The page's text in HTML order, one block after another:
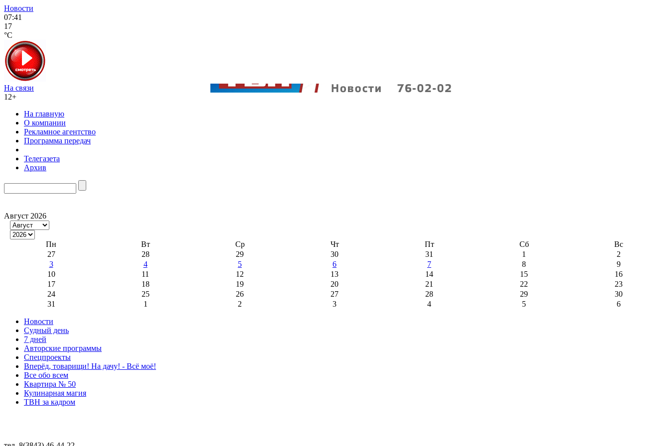
Новости
07:41
17
°C
На связи
12+
На главную
О компании
Рекламное агентство
Программа передач
Телегазета
Архив
Август 2026
Пн Вт Ср Чт Пт Сб
Вс
27
28 29 30 31 1
2
3
4 5 6 7 8
9
10
11 12 13 14 15
16
17
18 19 20 21 22
23
24
25 26 27 28 29
30
31
1 2 3 4 5 6
Новости
Судный день
7 дней
Авторские программы
Спецпроекты
Вперёд, товарищи! На дачу! - Всё моё!
Все обо всем
Квартира № 50
Кулинарная магия
ТВН за кадром